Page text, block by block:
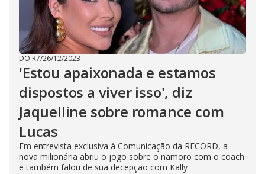
DO R7/26/12/2023
'Estou apaixonada e estamos
dispostos a viver isso', diz
Jaquelline sobre romance com
Lucas
Em entrevista exclusiva à Comunicação da RECORD, a
nova milionária abriu o jogo sobre o namoro com o coach
e também falou de sua decepção com Kally